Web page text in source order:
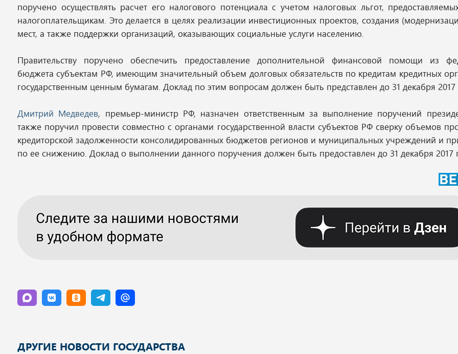
поручено осуществлять расчет его налогового потенциала с учетом налоговых льгот,
налогоплательщикам. Это делается в целях реализации инвестиционных проектов, создания
мест, а также поддержки организаций, оказывающих социальные услуги населению.
Правительству поручено обеспечить предоставление дополнительной финансовой помощи из
бюджета субъектам РФ, имеющим значительный объем долговых обязательств по кредитам кредитных
государственным ценным бумагам. Доклад по этим вопросам должен быть представлен до 31 декабря 2017
Дмитрий Медведев, премьер-министр РФ, назначен ответственным за выполнение поручений
также поручил провести совместно с органами государственной власти субъектов РФ сверку объемов
кредиторской задолженности консолидированных бюджетов регионов и муниципальных учреждений и
по ее снижению. Доклад о выполнении данного поручения должен быть предоставлен до 31 декабря 2017
ДРУГИЕ НОВОСТИ ГОСУДАРСТВА